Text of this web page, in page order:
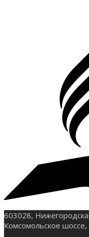
603028,
Комсомольское шоссе,